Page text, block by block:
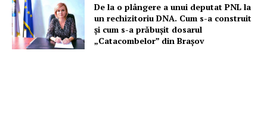
Contact
De la o plângere a unui deputat PNL la
un rechizitoriu DNA. Cum s-a construit
și cum s-a prăbușit dosarul
„Catacombelor” din Brașov